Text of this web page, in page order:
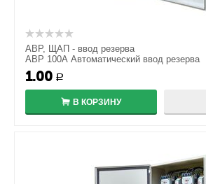
АВР, ЩАП - ввод резерва
АВР 100А Автоматический ввод резерва
1.00 Р
В КОРЗИНУ